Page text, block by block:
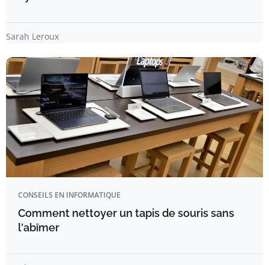
Sarah Leroux
CONSEILS EN INFORMATIQUE
Comment nettoyer un tapis de souris sans
l'abîmer